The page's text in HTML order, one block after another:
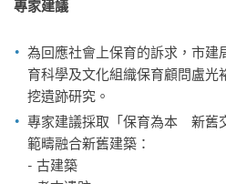
專家建議
為回應社會上保育的訴求，市
育科學及文化組織保育顧問盧光
挖遺跡研究。
專家建議採取「保育為本 新舊
範疇融合新舊建築：
- 古建築